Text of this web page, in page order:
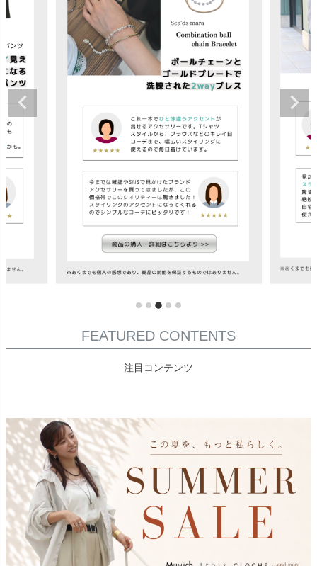
FEATURED CONTENTS
注目コンテンツ